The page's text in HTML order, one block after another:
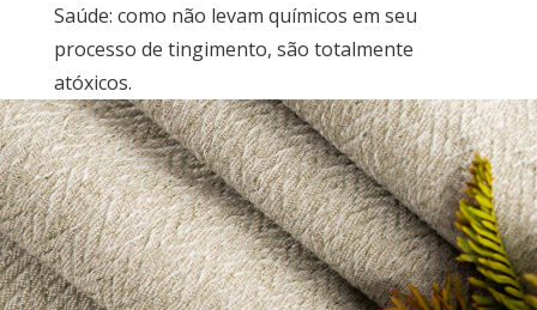
Saúde: como não levam químicos em seu
processo de tingimento, são totalmente
atóxicos.